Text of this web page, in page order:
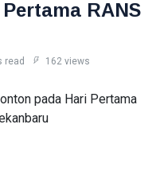
RANS
read 162 views